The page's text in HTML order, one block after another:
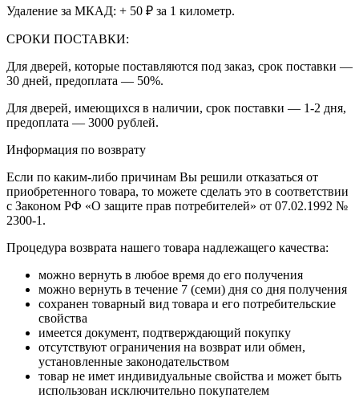
Удаление за МКАД: + 50 ₽ за 1 километр.
СРОКИ ПОСТАВКИ:
Для дверей, которые поставляются под заказ, срок поставки —
30 дней, предоплата — 50%.
Для дверей, имеющихся в наличии, срок поставки — 1-2 дня,
предоплата — 3000 рублей.
Информация по возврату
Если по каким-либо причинам Вы решили отказаться от
приобретенного товара, то можете сделать это в соответствии
с Законом РФ «О защите прав потребителей» от 07.02.1992 №
2300-1.
Процедура возврата нашего товара надлежащего качества:
можно вернуть в любое время до его получения
можно вернуть в течение 7 (семи) дня со дня получения
сохранен товарный вид товара и его потребительские
свойства
имеется документ, подтверждающий покупку
отсутствуют ограничения на возврат или обмен,
установленные законодательством
товар не имет индивидуальные свойства и может быть
использован исключительно покупателем